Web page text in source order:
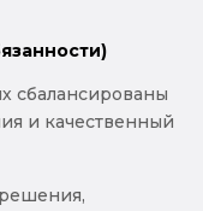
сбалансированы
и качественный